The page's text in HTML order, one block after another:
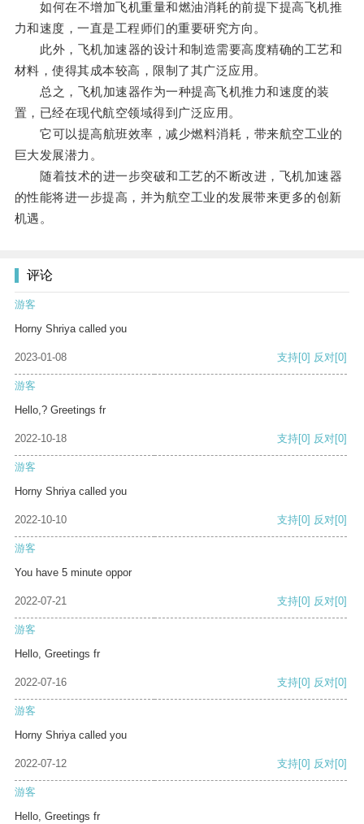
如何在不增加飞机重量和燃油消耗的前提下提高飞机推
力和速度，一直是工程师们的重要研究方向。
此外，飞机加速器的设计和制造需要高度精确的工艺和
材料，使得其成本较高，限制了其广泛应用。
总之，飞机加速器作为一种提高飞机推力和速度的装
置，已经在现代航空领域得到广泛应用。
它可以提高航班效率，减少燃料消耗，带来航空工业的
巨大发展潜力。
随着技术的进一步突破和工艺的不断改进，飞机加速器
的性能将进一步提高，并为航空工业的发展带来更多的创新
机遇。
评论
游客
Horny Shriya called you
2023-01-08 支持[0] 反对[0]
游客
Hello,? Greetings fr
2022-10-18 支持[0] 反对[0]
游客
Horny Shriya called you
2022-10-10 支持[0] 反对[0]
游客
You have 5 minute oppor
2022-07-21 支持[0] 反对[0]
游客
Hello, Greetings fr
2022-07-16 支持[0] 反对[0]
游客
Horny Shriya called you
2022-07-12 支持[0] 反对[0]
游客
Hello, Greetings fr